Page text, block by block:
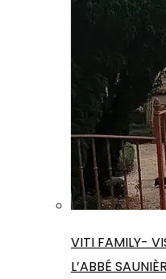
VITI FAMILY-
L’ABBÉ